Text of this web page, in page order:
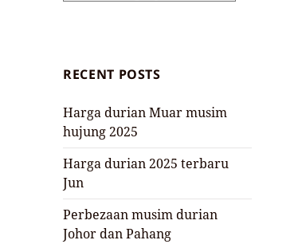
RECENT POSTS
Harga durian Muar musim
hujung 2025
Harga durian 2025 terbaru
Jun
Perbezaan musim durian
Johor dan Pahang